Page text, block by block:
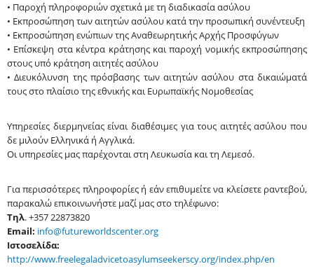
• Παροχή πληροφοριών σχετικά με τη διαδικασία ασύλου
• Εκπροσώπηση των αιτητών ασύλου κατά την προσωπική συνέντευξη
• Εκπροσώπηση ενώπιων της Αναθεωρητικής Αρχής Προσφύγων
• Επίσκεψη στα κέντρα κράτησης και παροχή νομικής εκπροσώπησης
στους υπό κράτηση αιτητές ασύλου
• Διευκόλυνση της πρόσβασης των αιτητών ασύλου στα δικαιώματά
τους στο πλαίσιο της εθνικής και Ευρωπαϊκής Νομοθεσίας
Υπηρεσίες διερμηνείας είναι διαθέσιμες για τους αιτητές ασύλου που
δε μιλούν Ελληνικά ή Αγγλικά.
Οι υπηρεσίες μας παρέχονται στη Λευκωσία και τη Λεμεσό.
Για περισσότερες πληροφορίες ή εάν επιθυμείτε να κλείσετε ραντεβού,
παρακαλώ επικοινωνήστε μαζί μας στο τηλέφωνο:
Τηλ. +357 22873820
Email: info@futureworldscenter.org
Ιστοσελίδα:
http://www.freelegaladvicetoasylumseekerscy.org/index.php/en